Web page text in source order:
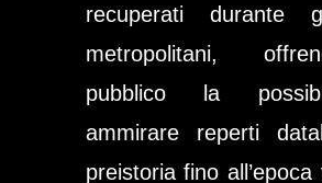
recuperati durante
metropolitani,
pubblico la
ammirare reperti
preistoria fino all’epoca